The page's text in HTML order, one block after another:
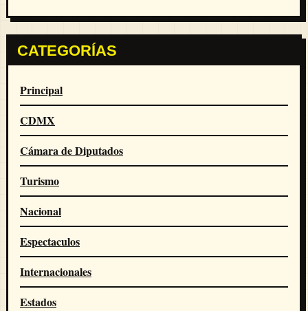
CATEGORÍAS
Principal
CDMX
Cámara de Diputados
Turismo
Nacional
Espectaculos
Internacionales
Estados